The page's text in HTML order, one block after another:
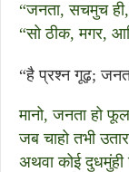
“जनता, सचमुच
“सो ठीक, मगर,
“है प्रश्न गूढ़;
मानो, जनता हो
जब चाहो तभी
अथवा कोई